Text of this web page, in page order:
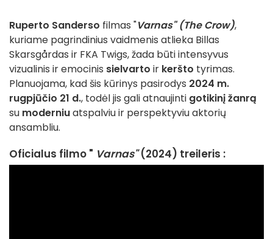
Ruperto Sanderso filmas "Varnas" (The Crow),
kuriame pagrindinius vaidmenis atlieka Billas
Skarsgårdas ir FKA Twigs, žada būti intensyvus
vizualinis ir emocinis sielvarto ir keršto tyrimas.
Planuojama, kad šis kūrinys pasirodys 2024 m.
rugpjūčio 21 d., todėl jis gali atnaujinti gotikinį žanrą
su moderniuatspalviu ir perspektyviu aktorių
ansambliu.
Oficialus filmo " Varnas"(2024) treileris :